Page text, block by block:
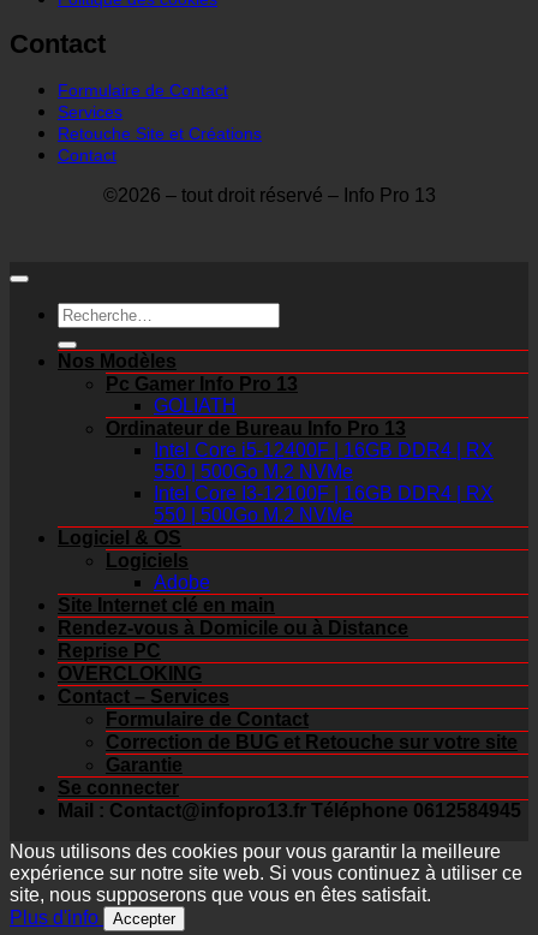
Contact
Formulaire de Contact
Services
Retouche Site et Créations
Contact
©2026 – tout droit réservé – Info Pro 13
Recherche
pour :
Nos Modèles
Pc Gamer Info Pro 13
GOLIATH
Ordinateur de Bureau Info Pro 13
Intel Core i5-12400F | 16GB DDR4 | RX
550 | 500Go M.2 NVMe
Intel Core I3-12100F | 16GB DDR4 | RX
550 | 500Go M.2 NVMe
Logiciel & OS
Logiciels
Adobe
Site Internet clé en main
Rendez-vous à Domicile ou à Distance
Reprise PC
OVERCLOKING
Contact – Services
Formulaire de Contact
Correction de BUG et Retouche sur votre site
Garantie
Se connecter
Mail : Contact@infopro13.fr Téléphone 0612584945
Nous utilisons des cookies pour vous garantir la meilleure
expérience sur notre site web. Si vous continuez à utiliser ce
site, nous supposerons que vous en êtes satisfait.
Plus d'info
Accepter